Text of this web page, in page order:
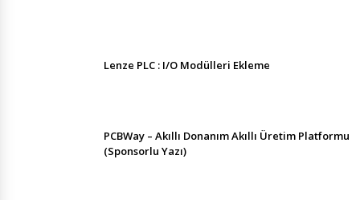
Lenze PLC : I/O Modülleri Ekleme
PCBWay – Akıllı Donanım Akıllı Üretim Platformu
(Sponsorlu Yazı)